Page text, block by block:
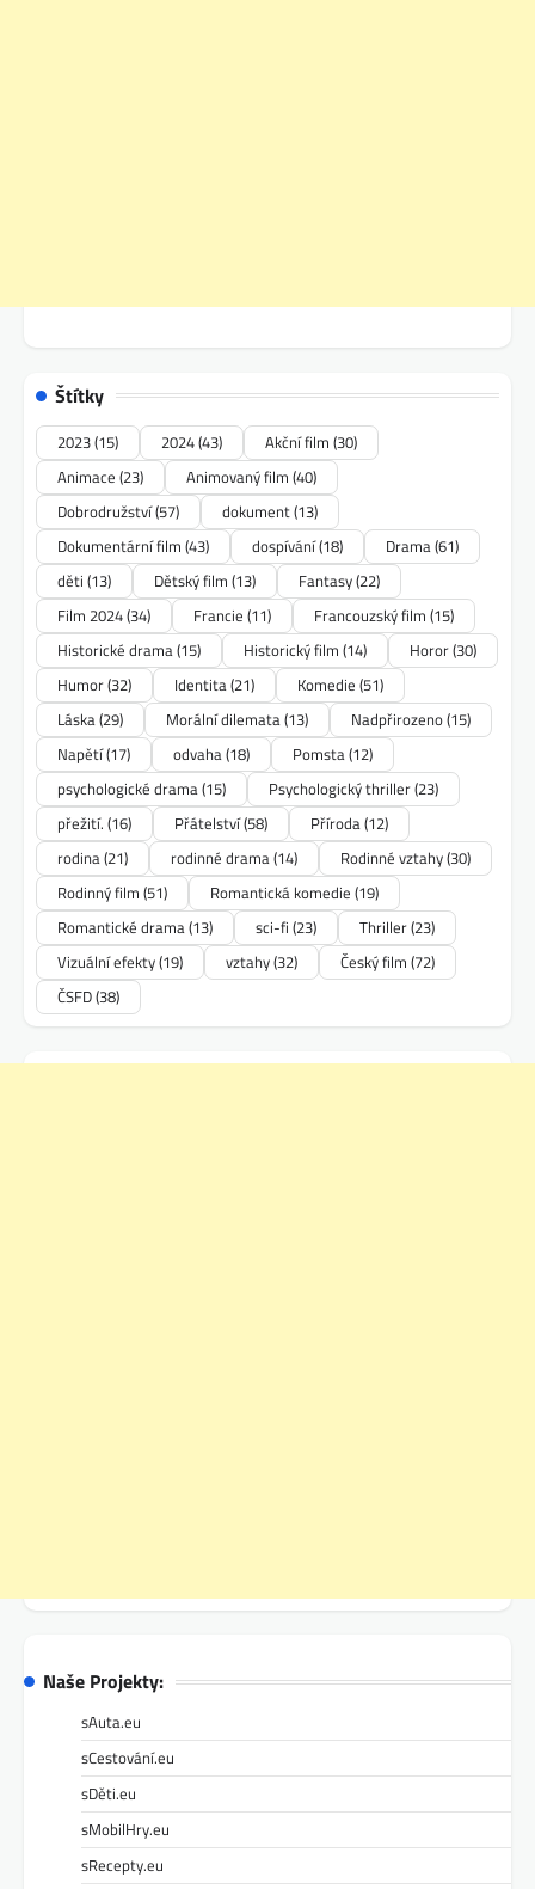
Štítky
2023(15) 2024(43) Akční film (30)
Animace (23) Animovaný film (40)
Dobrodružství(57) dokument(13)
Dokumentární film (43) dospívání(18) Drama(61)
děti (13) Dětský film (13) Fantasy(22)
Film 2024(34) Francie (11) Francouzský film (15)
Historické drama(15) Historický film (14) Horor(30)
Humor(32) Identita(21) Komedie (51)
Láska(29) Morální dilemata(13) Nadpřirozeno(15)
Napětí(17) odvaha(18) Pomsta(12)
psychologické drama(15) Psychologický thriller(23)
přežití. (16) Přátelství(58) Příroda(12)
rodina(21) rodinné drama(14) Rodinné vztahy(30)
Rodinný film (51) Romantická komedie (19)
Romantické drama(13) sci-fi (23) Thriller(23)
Vizuální efekty(19) vztahy(32) Český film (72)
ČSFD(38)
Naše Projekty:
sAuta.eu
sCestování.eu
sDěti.eu
sMobilHry.eu
sRecepty.eu